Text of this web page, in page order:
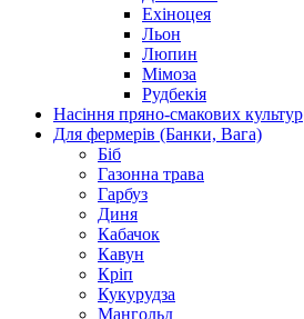
Ехіноцея
Льон
Люпин
Мімоза
Рудбекія
Насіння пряно-смакових культур
Для фермерів (Банки, Вага)
Біб
Газонна трава
Гарбуз
Диня
Кабачок
Кавун
Кріп
Кукурудза
Мангольд